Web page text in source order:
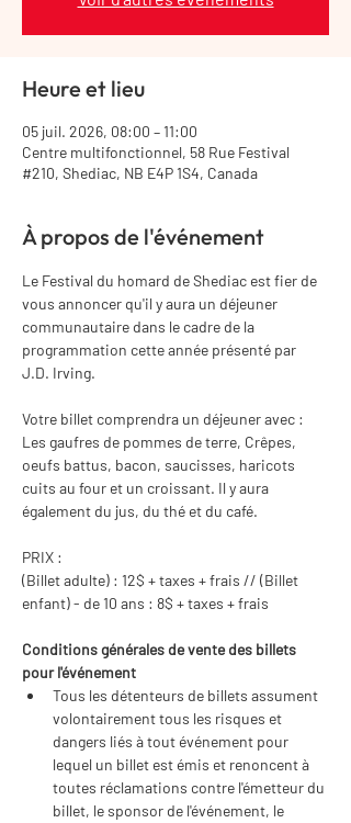
Heure et lieu
05 juil. 2026, 08:00 – 11:00
Centre multifonctionnel, 58 Rue Festival
#210, Shediac, NB E4P 1S4, Canada
À propos de l'événement
Le Festival du homard de Shediac est fier de
vous annoncer qu'il y aura un déjeuner
communautaire dans le cadre de la
programmation cette année présenté par
J.D. Irving.
Votre billet comprendra un déjeuner avec :
Les gaufres de pommes de terre, Crêpes,
oeufs battus, bacon, saucisses, haricots
cuits au four et un croissant. Il y aura
également du jus, du thé et du café.
PRIX :
(Billet adulte) : 12$ + taxes + frais // (Billet
enfant) - de 10 ans : 8$ + taxes + frais
Conditions générales de vente des billets
pour l'événement
Tous les détenteurs de billets assument
volontairement tous les risques et
dangers liés à tout événement pour
lequel un billet est émis et renoncent à
toutes réclamations contre l'émetteur du
billet, le sponsor de l'événement, le